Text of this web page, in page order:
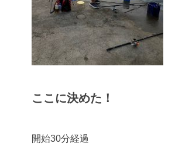
ここに決めた！
開始30分経過